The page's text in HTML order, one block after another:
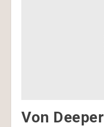
Von Deeper